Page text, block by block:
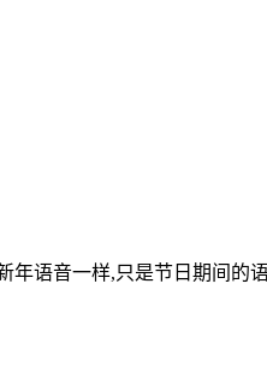
年语音一样,只是节日期间的